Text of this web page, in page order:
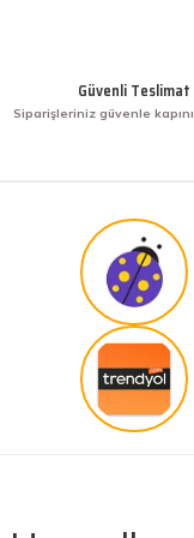
veriş yaptım. İşine sahip çıkmak ve
hızlı teslimat ve güvenirlik ne
K... G... | 09/10/2025
Uygun fiyat,kaliteli ürün
Osman Bilge | 20/06/2025
Kalın misina ile uyumlumudur
Güvenli Teslimat
Siparişleriniz güvenle